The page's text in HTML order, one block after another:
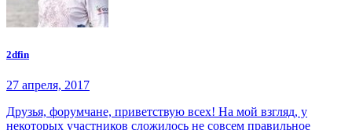
2dfin
27 апреля, 2017
Друзья, форумчане, приветствую всех! На мой взгляд, у
некоторых участников сложилось не совсем правильное